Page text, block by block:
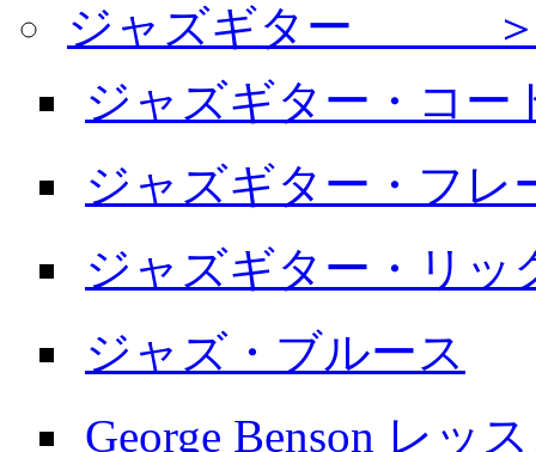
ジャズギター ＞
ジャズギター・コー
ジャズギター・フレ
ジャズギター・リッ
ジャズ・ブルース
George Benson レッ